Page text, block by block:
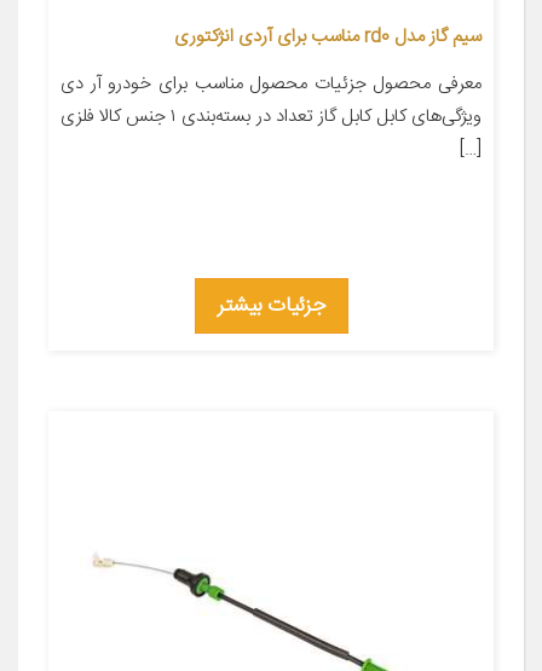
سیم گاز مدل rd0 مناسب برای آردی انژکتوری
معرفی محصول جزئیات محصول مناسب برای خودرو آر دی
ویژگی‌های کابل کابل گاز تعداد در بسته‌بندی ۱ جنس کالا فلزی
[…]
جزئیات بیشتر